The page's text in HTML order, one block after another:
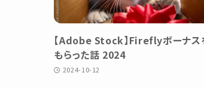
【Adobe Stock】Fireflyボーナス
もらった話 2024
2024-10-12